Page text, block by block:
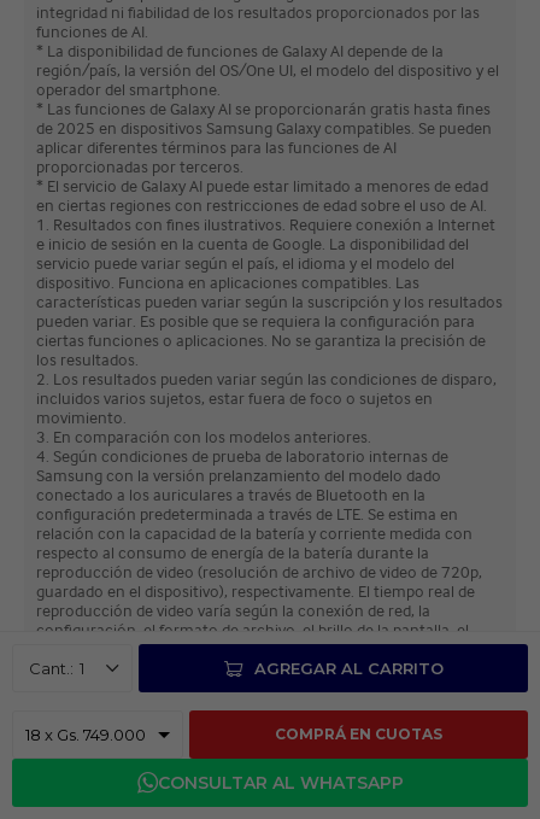
1 AGREGAR AL CARRITO
COMPRÁ EN CUOTAS
CONSULTAR AL WHATSAPP
integridad ni fiabilidad de los resultados proporcionados por las
funciones de AI.
* La disponibilidad de funciones de Galaxy AI depende de la
región/país, la versión del OS/One UI, el modelo del dispositivo y el
operador del smartphone.
* Las funciones de Galaxy AI se proporcionarán gratis hasta fines
de 2025 en dispositivos Samsung Galaxy compatibles. Se pueden
aplicar diferentes términos para las funciones de AI
proporcionadas por terceros.
* El servicio de Galaxy AI puede estar limitado a menores de edad
en ciertas regiones con restricciones de edad sobre el uso de AI.
1. Resultados con fines ilustrativos. Requiere conexión a Internet
e inicio de sesión en la cuenta de Google. La disponibilidad del
servicio puede variar según el país, el idioma y el modelo del
dispositivo. Funciona en aplicaciones compatibles. Las
características pueden variar según la suscripción y los resultados
pueden variar. Es posible que se requiera la configuración para
ciertas funciones o aplicaciones. No se garantiza la precisión de
los resultados.
2. Los resultados pueden variar según las condiciones de disparo,
incluidos varios sujetos, estar fuera de foco o sujetos en
movimiento.
3. En comparación con los modelos anteriores.
4. Según condiciones de prueba de laboratorio internas de
Samsung con la versión prelanzamiento del modelo dado
conectado a los auriculares a través de Bluetooth en la
configuración predeterminada a través de LTE. Se estima en
relación con la capacidad de la batería y corriente medida con
respecto al consumo de energía de la batería durante la
reproducción de video (resolución de archivo de video de 720p,
guardado en el dispositivo), respectivamente. El tiempo real de
reproducción de video varía según la conexión de red, la
configuración, el formato de archivo, el brillo de la pantalla, el
estado de la batería y muchos otros factores.
5. El titanio solo se aplica en el marco del dispositivo. El marco no
incluye las teclas de volumen y laterales.
6. La disponibilidad de los colores puede variar según el país o el
operador.
7. Corning® Gorilla® Armor 2 se aplica a la parte delantera y
posterior del dispositivo.
8. Según las condiciones de prueba de laboratorio, puede
sumergirse en hasta 1,5 metros de agua dulce durante un